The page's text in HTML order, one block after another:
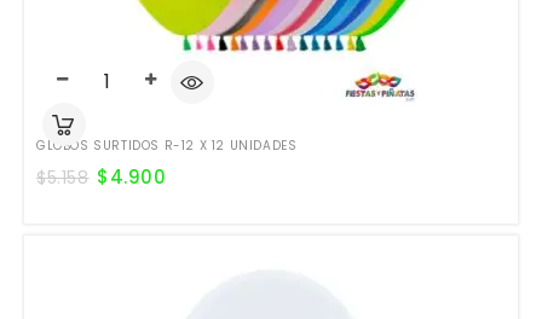
GLOBOS SURTIDOS R-12 X 12 UNIDADES
$5.158 $4.900